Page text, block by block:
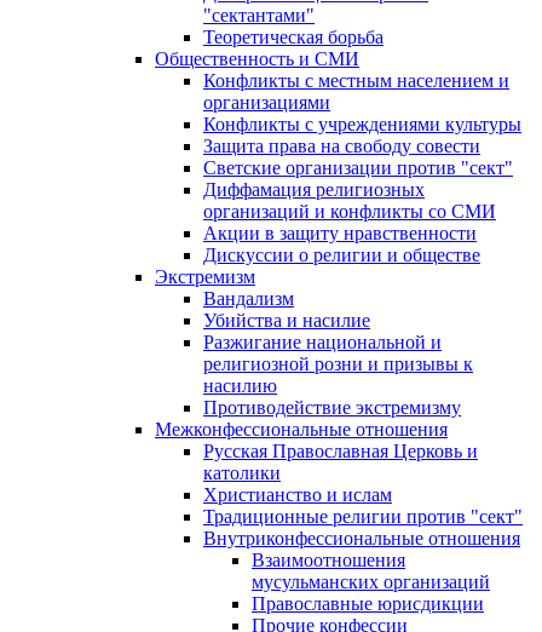
"сектантами"
Теоретическая борьба
Общественность и СМИ
Конфликты с местным населением и
организациями
Конфликты с учреждениями культуры
Защита права на свободу совести
Светские организации против "сект"
Диффамация религиозных
организаций и конфликты со СМИ
Акции в защиту нравственности
Дискуссии о религии и обществе
Экстремизм
Вандализм
Убийства и насилие
Разжигание национальной и
религиозной розни и призывы к
насилию
Противодействие экстремизму
Межконфессиональные отношения
Русская Православная Церковь и
католики
Христианство и ислам
Традиционные религии против "сект"
Внутриконфессиональные отношения
Взаимоотношения
мусульманских организаций
Православные юрисдикции
Прочие конфессии